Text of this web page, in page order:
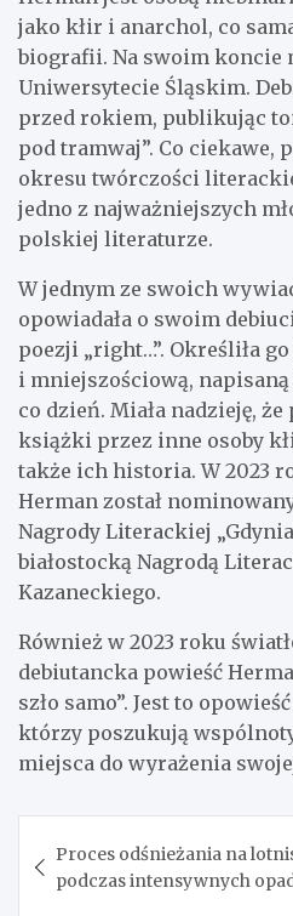
jako kłir i anarchol, co
biografii. Na swoim koncie
Uniwersytecie Śląskim.
przed rokiem, publikując
pod tramwaj”. Co ciekawe,
okresu twórczości
jedno z najważniejszych
polskiej literaturze.
W jednym ze swoich
opowiadała o swoim
poezji „right…”. Określiła
i mniejszościową,
co dzień. Miała nadzieję,
książki przez inne osoby
także ich historia. W 2023
Herman został
Nagrody Literackiej
białostocką Nagrodą
Kazaneckiego.
Również w 2023 roku
debiutancka powieść
szło samo”. Jest to
którzy poszukują
miejsca do wyrażenia
wpisu
Proces odśnieżania na
podczas intensywnych